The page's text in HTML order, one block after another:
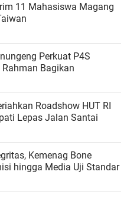
11 Mahasiswa Magang
Perkuat P4S
Bagikan
Roadshow HUT RI
Lepas Jalan Santai
Kemenag Bone
hingga Media Uji Standar